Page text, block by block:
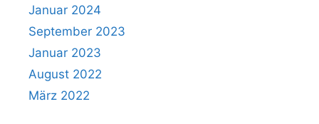
Januar 2024
September 2023
Januar 2023
August 2022
März 2022